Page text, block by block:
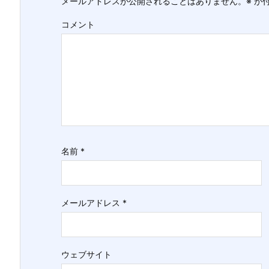
コメント
名前 *
メールアドレス *
ウェブサイト